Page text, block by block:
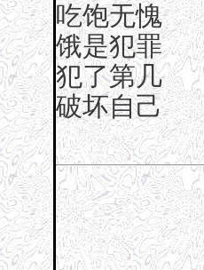
吃饱无愧
饿是犯罪
犯了第几
破坏自己